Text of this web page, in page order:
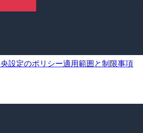
設定のポリシー適用範囲と制限事項